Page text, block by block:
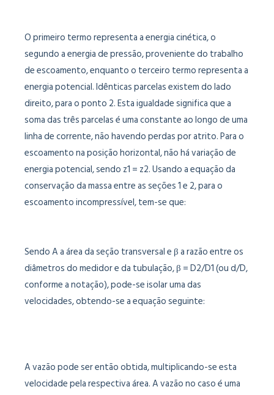
O primeiro termo representa a energia cinética, o
segundo a energia de pressão, proveniente do trabalho
de escoamento, enquanto o terceiro termo representa a
energia potencial. Idênticas parcelas existem do lado
direito, para o ponto 2. Esta igualdade significa que a
soma das três parcelas é uma constante ao longo de uma
linha de corrente, não havendo perdas por atrito. Para o
escoamento na posição horizontal, não há variação de
energia potencial, sendo z1 = z2. Usando a equação da
conservação da massa entre as seções 1 e 2, para o
escoamento incompressível, tem-se que:
Sendo A a área da seção transversal e β a razão entre os
diâmetros do medidor e da tubulação, β = D2/D1 (ou d/D,
conforme a notação), pode-se isolar uma das
velocidades, obtendo-se a equação seguinte:
A vazão pode ser então obtida, multiplicando-se esta
velocidade pela respectiva área. A vazão no caso é uma